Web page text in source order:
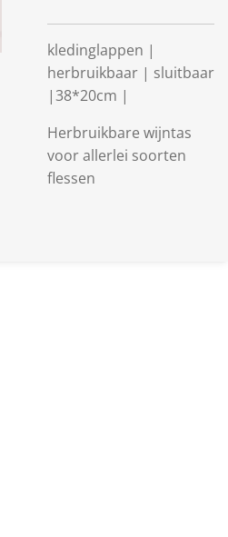
kledinglappen |
herbruikbaar | sluitbaar
|38*20cm |
Herbruikbare wijntas
voor allerlei soorten
flessen